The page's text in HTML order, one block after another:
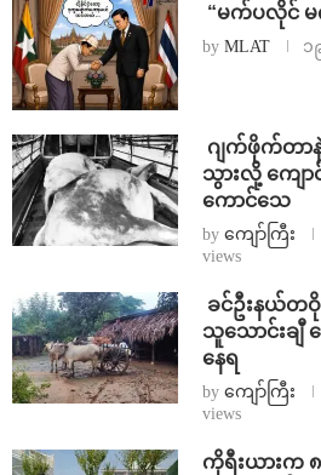
⁨“မက်ပလိုင်
by MLAT ၁
ဂျက်ဖိုက်တာ
သွားလို့ ကျောင်
ကောင်သေ
by ကျော်ကြီး
views
ခင်ဦးနယ်တ
သူသောင်းချီ
နေရ
by ကျော်ကြီး
views
ကိုရီးယားက